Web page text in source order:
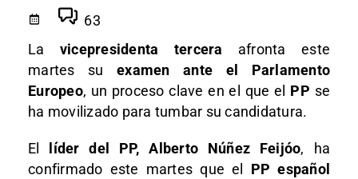
63
La vicepresidenta tercera afronta este
martes su examen ante el Parlamento
Europeo, un proceso clave en el que el PP se
ha movilizado para tumbar su candidatura.
El líder del PP, Alberto Núñez Feijóo, ha
confirmado este martes que el PP español